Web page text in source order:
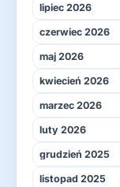
lipiec 2026
czerwiec 2026
maj 2026
kwiecień 2026
marzec 2026
luty 2026
grudzień 2025
listopad 2025